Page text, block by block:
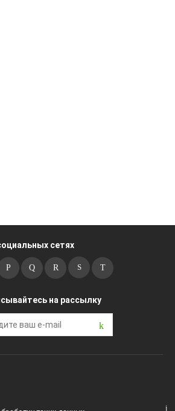
сетях
на рассылку